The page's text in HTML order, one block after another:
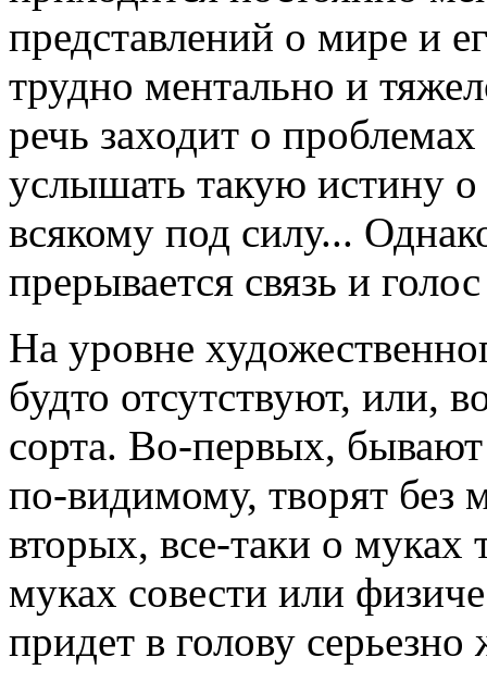
представлений о мире и
трудно ментально и
речь заходит о
услышать такую истину о
всякому под силу...
прерывается связь и
На уровне
будто отсутствуют, или,
сорта. Во-первых,
по-видимому, творят
вторых, все-таки о муках
муках совести или
придет в голову серьезно